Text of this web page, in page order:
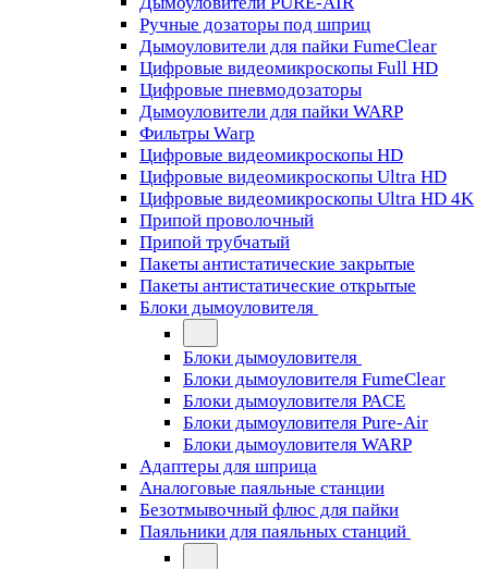
Ручные дозаторы под шприц
Дымоуловители для пайки FumeClear
Цифровые видеомикроскопы Full HD
Цифровые пневмодозаторы
Дымоуловители для пайки WARP
Фильтры Warp
Цифровые видеомикроскопы HD
Цифровые видеомикроскопы Ultra HD
Цифровые видеомикроскопы Ultra HD 4K
Припой проволочный
Припой трубчатый
Пакеты антистатические закрытые
Пакеты антистатические открытые
Блоки дымоуловителя
Блоки дымоуловителя
Блоки дымоуловителя FumeClear
Блоки дымоуловителя PACE
Блоки дымоуловителя Pure-Air
Блоки дымоуловителя WARP
Адаптеры для шприца
Аналоговые паяльные станции
Безотмывочный флюс для пайки
Паяльники для паяльных станций